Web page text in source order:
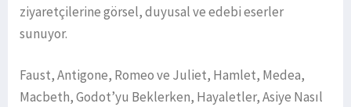
ziyaretçilerine görsel, duyusal ve edebi eserler
sunuyor.
Faust, Antigone, Romeo ve Juliet, Hamlet, Medea,
Macbeth, Godot’yu Beklerken, Hayaletler, Asiye Nasıl